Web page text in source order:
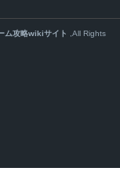
ム攻略wikiサイト ,All Rights